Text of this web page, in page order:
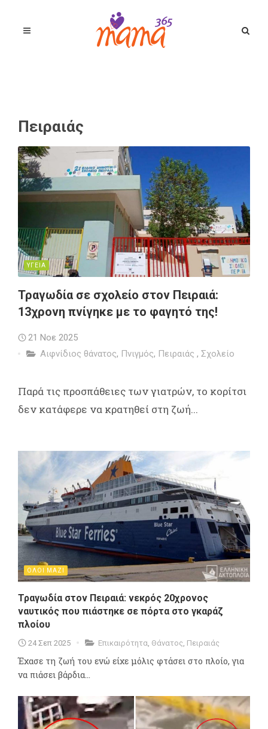
Πειραιάς
ΥΓΕΙΑ
Τραγωδία σε σχολείο στον Πειραιά:
13χρονη πνίγηκε με το φαγητό της!
21 Νοε 2025
Αιφνίδιος θάνατος, Πνιγμός, Πειραιάς , Σχολείο
Παρά τις προσπάθειες των γιατρών, το κορίτσι
δεν κατάφερε να κρατηθεί στη ζωή...
ΟΛΟΙ ΜΑΖΙ
Τραγωδία στον Πειραιά: νεκρός 20χρονος
ναυτικός που πιάστηκε σε πόρτα στο γκαράζ
πλοίου
24 Σεπ 2025 Επικαιρότητα Θάνατος Πειραιάς
Έχασε τη ζωή του ενώ είχε μόλις φτάσει στο πλοίο, για
να πιάσει βάρδια...